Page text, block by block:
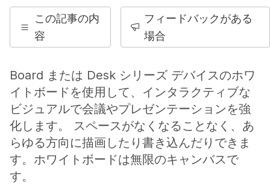
この記事の内
容
フィードバックがある
場合
Board または Desk シリーズ デバイスのホワ
イトボードを使用して、インタラクティブな
ビジュアルで会議やプレゼンテーションを強
化します。 スペースがなくなることなく、あ
らゆる方向に描画したり書き込んだりできま
す。ホワイトボードは無限のキャンバスで
す。